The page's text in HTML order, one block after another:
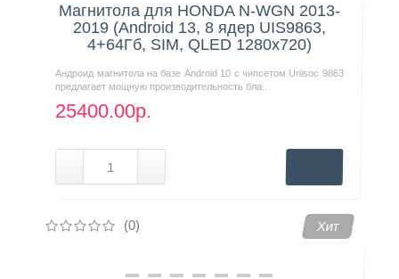
Магнитола для HONDA N-WGN 2013-
2019 (Android 13, 8 ядер UIS9863,
4+64Гб, SIM, QLED 1280x720)
Андроид магнитола на базе Android 10 с чипсетом Unisoc 9863
предлагает мощную производительность бла..
25400.00р.
(0) Хит